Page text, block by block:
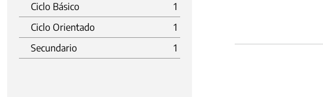
Ciclo Básico
1
Ciclo Orientado
1
Secundario
1